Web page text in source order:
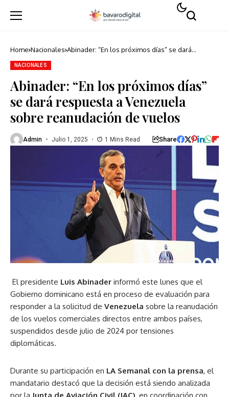
Home Nacionales Abinader: “En los próximos días” se dará
NACIONALES
Abinader: “En los próximos días”
se dará respuesta a Venezuela
sobre reanudación de vuelos
Admin Julio 1, 2025 1 Mins Read Share
El presidente Luis Abinader informó este lunes que el
Gobierno dominicano está en proceso de evaluación para
responder a la solicitud de Venezuela sobre la reanudación
de los vuelos comerciales directos entre ambos países,
suspendidos desde julio de 2024 por tensiones
diplomáticas.
Durante su participación en LA Semanal con la prensa, el
mandatario destacó que la decisión está siendo analizada
por la Junta de Aviación Civil (JAC), en coordinación con